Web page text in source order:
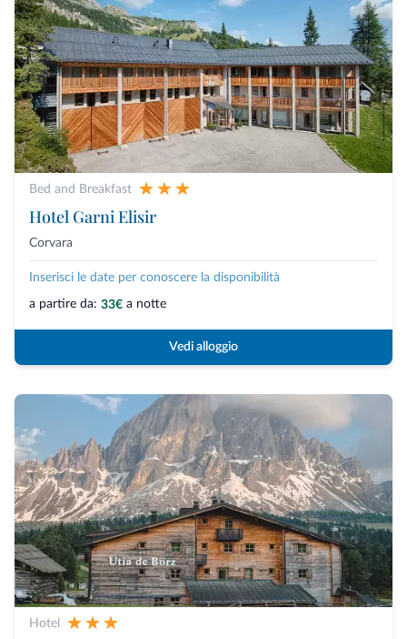
Bed and Breakfast
Hotel Garni Elisir
Corvara
Inserisci le date per conoscere la disponibilità
a partire da: 33€ a notte
Vedi alloggio
Hotel